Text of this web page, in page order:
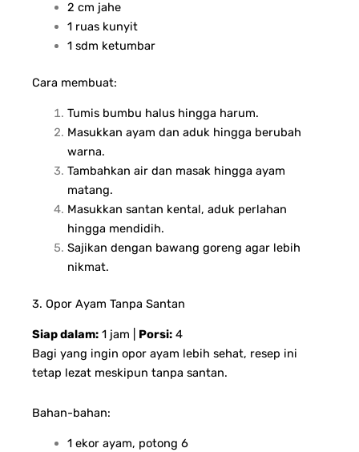
2 cm jahe
1 ruas kunyit
1 sdm ketumbar
Cara membuat:
Tumis bumbu halus hingga harum.
Masukkan ayam dan aduk hingga berubah
warna.
Tambahkan air dan masak hingga ayam
matang.
Masukkan santan kental, aduk perlahan
hingga mendidih.
Sajikan dengan bawang goreng agar lebih
nikmat.
3. Opor Ayam Tanpa Santan
Siap dalam: 1 jam | Porsi: 4
Bagi yang ingin opor ayam lebih sehat, resep ini
tetap lezat meskipun tanpa santan.
Bahan-bahan:
1 ekor ayam, potong 6